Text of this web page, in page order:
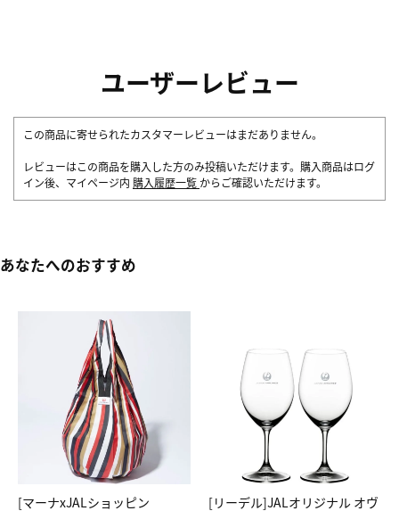
ユーザーレビュー
この商品に寄せられたカスタマーレビューはまだありません。
レビューはこの商品を購入した方のみ投稿いただけます。購入商品はログ
イン後、マイページ内 購入履歴一覧 からご確認いただけます。
あなたへのおすすめ
[マーナxJALショッピン
[リーデル]JALオリジナル オヴ